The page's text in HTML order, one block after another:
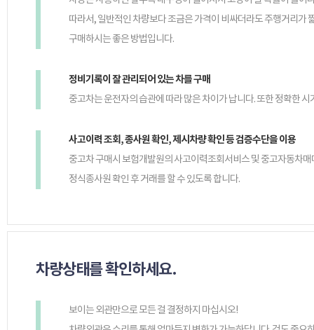
따라서, 일반적인 차량보다 조금은 가격이 비싸더라도 주행거리가
구매하시는 좋은 방법입니다.
정비기록이 잘 관리되어 있는 차를 구매
중고차는 운전자의 습관에 따라 많은 차이가 납니다. 또한 정확한
사고이력 조회, 종사원 확인, 제시차량 확인 등 검증수단을 이용
중고차 구매시 보험개발원의 사고이력조회서비스 및 중고자동차
정식종사원 확인 후 거래를 할 수 있도록 합니다.
차량상태를 확인하세요.
보이는 외관만으로 모든 걸 결정하지 마십시오!